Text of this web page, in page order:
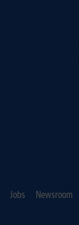
Jobs Newsroom